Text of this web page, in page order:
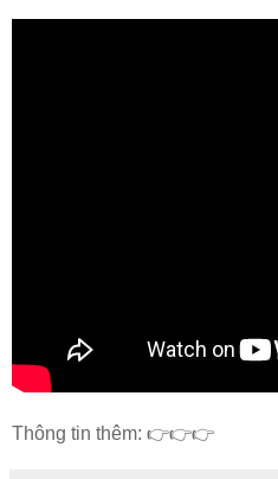
Thông tin thêm: 👉👉👉